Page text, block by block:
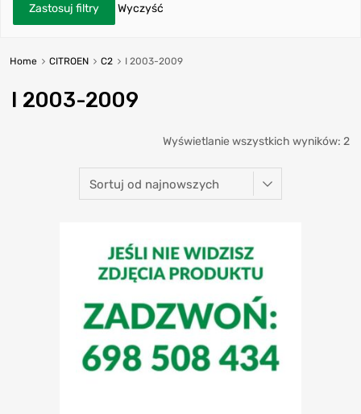
Zastosuj filtry Wyczyść
Home CITROEN C2 I 2003-2009
I 2003-2009
Wyświetlanie wszystkich wyników: 2